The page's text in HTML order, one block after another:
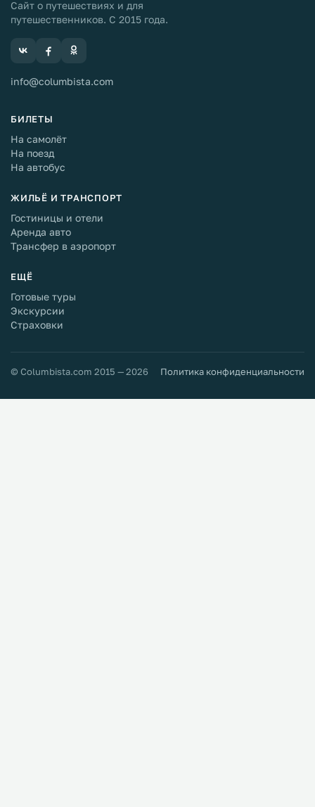
Сайт о путешествиях и для
путешественников. С 2015 года.
info@columbista.com
БИЛЕТЫ
На самолёт
На поезд
На автобус
ЖИЛЬЁ И ТРАНСПОРТ
Гостиницы и отели
Аренда авто
Трансфер в аэропорт
ЕЩЁ
Готовые туры
Экскурсии
Страховки
© Columbista.com 2015 — 2026 Политика конфиденциальности